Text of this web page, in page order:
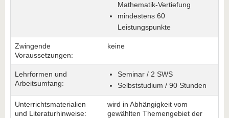
Mathematik-Vertiefung
mindestens 60
Leistungspunkte
Zwingende
Voraussetzungen:
keine
Lehrformen und
Arbeitsumfang:
Seminar / 2 SWS
Selbststudium / 90 Stunden
Unterrichtsmaterialien
und Literaturhinweise:
wird in Abhängigkeit vom
gewählten Themengebiet der